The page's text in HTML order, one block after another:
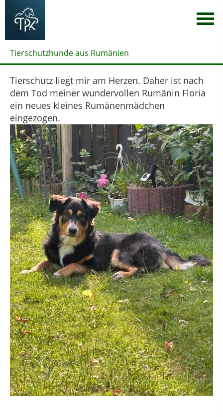
Tierschutzhunde aus Rumänien
Tierschutz liegt mir am Herzen. Daher ist nach
dem Tod meiner wundervollen Rumänin Floria
ein neues kleines Rumänenmädchen
eingezogen.